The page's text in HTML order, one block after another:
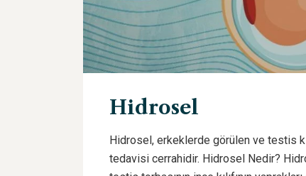
Hidrosel
Hidrosel, erkeklerde görülen ve testis
tedavisi cerrahidir. Hidrosel Nedir?